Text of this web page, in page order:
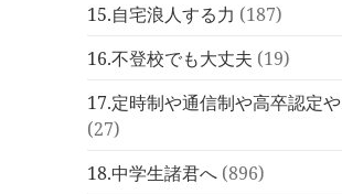
15.自宅浪人する力 (187)
16.不登校でも大丈夫 (19)
17.定時制や通信制や高卒認定や
(27)
18.中学生諸君へ (896)